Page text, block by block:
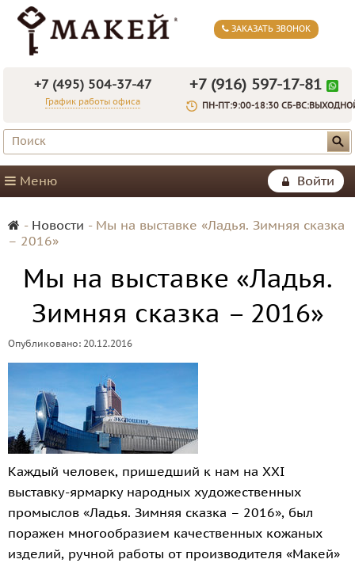
ЗАКАЗАТЬ ЗВОНОК
+7 (495) 504-37-47
График работы офиса
+7 (916) 597-17-81
ПН-ПТ:9:00-18:30 СБ-
Войти
Меню
- Новости - Мы на выставке «Ладья. Зимняя сказка
– 2016»
Мы на выставке «Ладья.
Зимняя сказка – 2016»
Опубликовано: 20.12.2016
Каждый человек, пришедший к нам на XXI
выставку-ярмарку народных художественных
промыслов «Ладья. Зимняя сказка – 2016», был
поражен многообразием качественных кожаных
изделий, ручной работы от производителя «Макей»